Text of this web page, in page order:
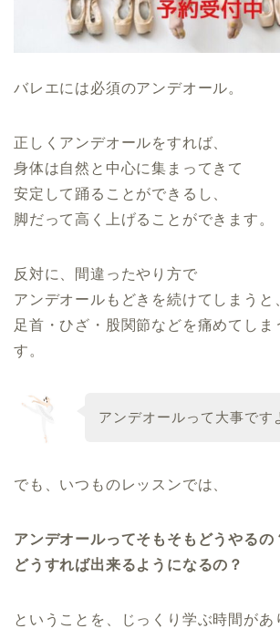
バレエには必須のアンデオール。
正しくアンデオールをすれば、
身体は自然と中心に集まってきて
安定して踊ることができるし、
脚だって高く上げることができます。
反対に、間違ったやり方で
アンデオールもどきを続けてしまうと
足首・ひざ・股関節などを痛めてしま
す。
アンデオールって大事です
でも、いつものレッスンでは、
アンデオールってそもそもどうやるの
どうすれば出来るようになるの？
ということを、じっくり学ぶ時間があ